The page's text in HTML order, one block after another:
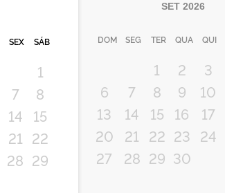
SEX SÁB
1
7
8
14
15
21 22
28 29
SET 2026
DOM SEG TER QUA QUI
1 2 3
6
7 8 9 10
13
14 15 16 17
20
21 22 23 24
27
28 29 30